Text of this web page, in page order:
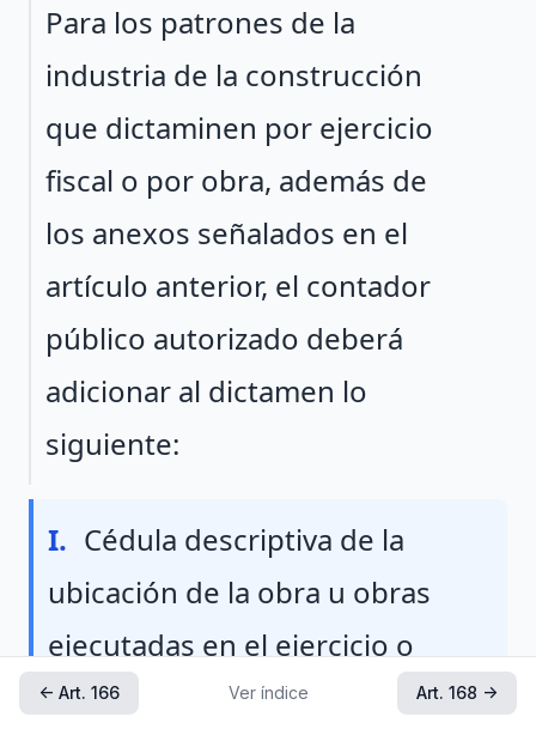
Párrafo 1
Para los patrones de la
industria de la construcción
que dictaminen por ejercicio
fiscal o por obra, además de
los anexos señalados en el
artículo anterior, el contador
público autorizado deberá
adicionar al dictamen lo
siguiente:
Fraccion I
I. Cédula descriptiva de la
ubicación de la obra u obras
ejecutadas en el ejercicio o
periodo dictaminado;
← Art. 166 Ver índice Art. 168 →